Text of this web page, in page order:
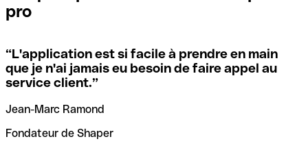
locales.
Si vous n'êtes pas sûr du code SWIFT que vous devriez
utiliser, nous avons développé un outil de recherche de
codes SWIFT par nom de banque.
vérification/recherche de codes SWIFT. Ainsi, vous pouvez
trouver et vérifier vos codes SWIFT avant de réaliser vos
transferts d’argent.
pro
“L'application est si facile à prendre en main
que je n'ai jamais eu besoin de faire appel au
service client.”
Jean-Marc Ramond
Fondateur de Shaper